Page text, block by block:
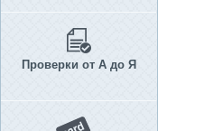
Проверки от А до Я